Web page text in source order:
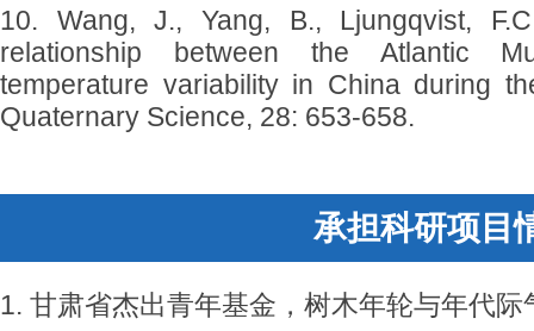
10. Wang, J., Yang, B., Ljungqvist,
relationship between the Atlantic
temperature variability in China during
Quaternary Science, 28: 653-658.
承担科研项目
1. 甘肃省杰出青年基金，树木年轮与年代